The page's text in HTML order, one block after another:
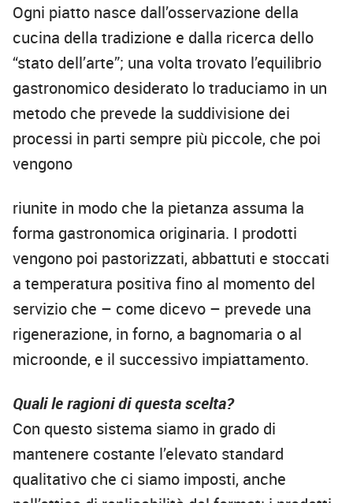
Ogni piatto nasce dall’osservazione della
cucina della tradizione e dalla ricerca dello
“stato dell’arte”; una volta trovato l’equilibrio
gastronomico desiderato lo traduciamo in un
metodo che prevede la suddivisione dei
processi in parti sempre più piccole, che poi
vengono
riunite in modo che la pietanza assuma la
forma gastronomica originaria. I prodotti
vengono poi pastorizzati, abbattuti e stoccati
a temperatura positiva fino al momento del
servizio che – come dicevo – prevede una
rigenerazione, in forno, a bagnomaria o al
microonde, e il successivo impiattamento.
Quali le ragioni di questa scelta?
Con questo sistema siamo in grado di
mantenere costante l’elevato standard
qualitativo che ci siamo imposti, anche